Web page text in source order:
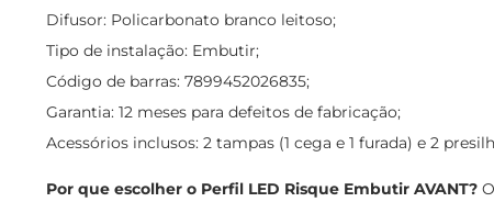
Difusor: Policarbonato branco leitoso;
Tipo de instalação: Embutir;
Código de barras: 7899452026835;
Garantia: 12 meses para defeitos de fabricação;
Acessórios inclusos: 2 tampas (1 cega e 1 furada) e 2
Por que escolher o Perfil LED Risque Embutir AVANT?